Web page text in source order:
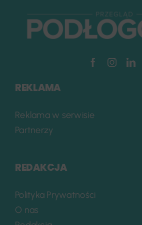
REKLAMA
Reklama w serwisie
Partnerzy
REDAKCJA
Polityka Prywatności
O nas